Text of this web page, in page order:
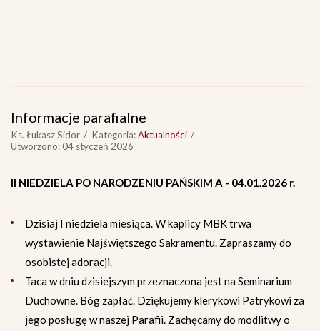
Informacje parafialne
Ks. Łukasz Sidor Kategoria:Aktualności
Utworzono: 04 styczeń 2026
II NIEDZIELA PO NARODZENIU PAŃSKIM A - 04.01.2026 r.
Dzisiaj I niedziela miesiąca. W kaplicy MBK trwa
wystawienie Najświętszego Sakramentu. Zapraszamy do
osobistej adoracji.
Taca w dniu dzisiejszym przeznaczona jest na Seminarium
Duchowne. Bóg zapłać. Dziękujemy klerykowi Patrykowi za
jego posługę w naszej Parafii. Zachęcamy do modlitwy o